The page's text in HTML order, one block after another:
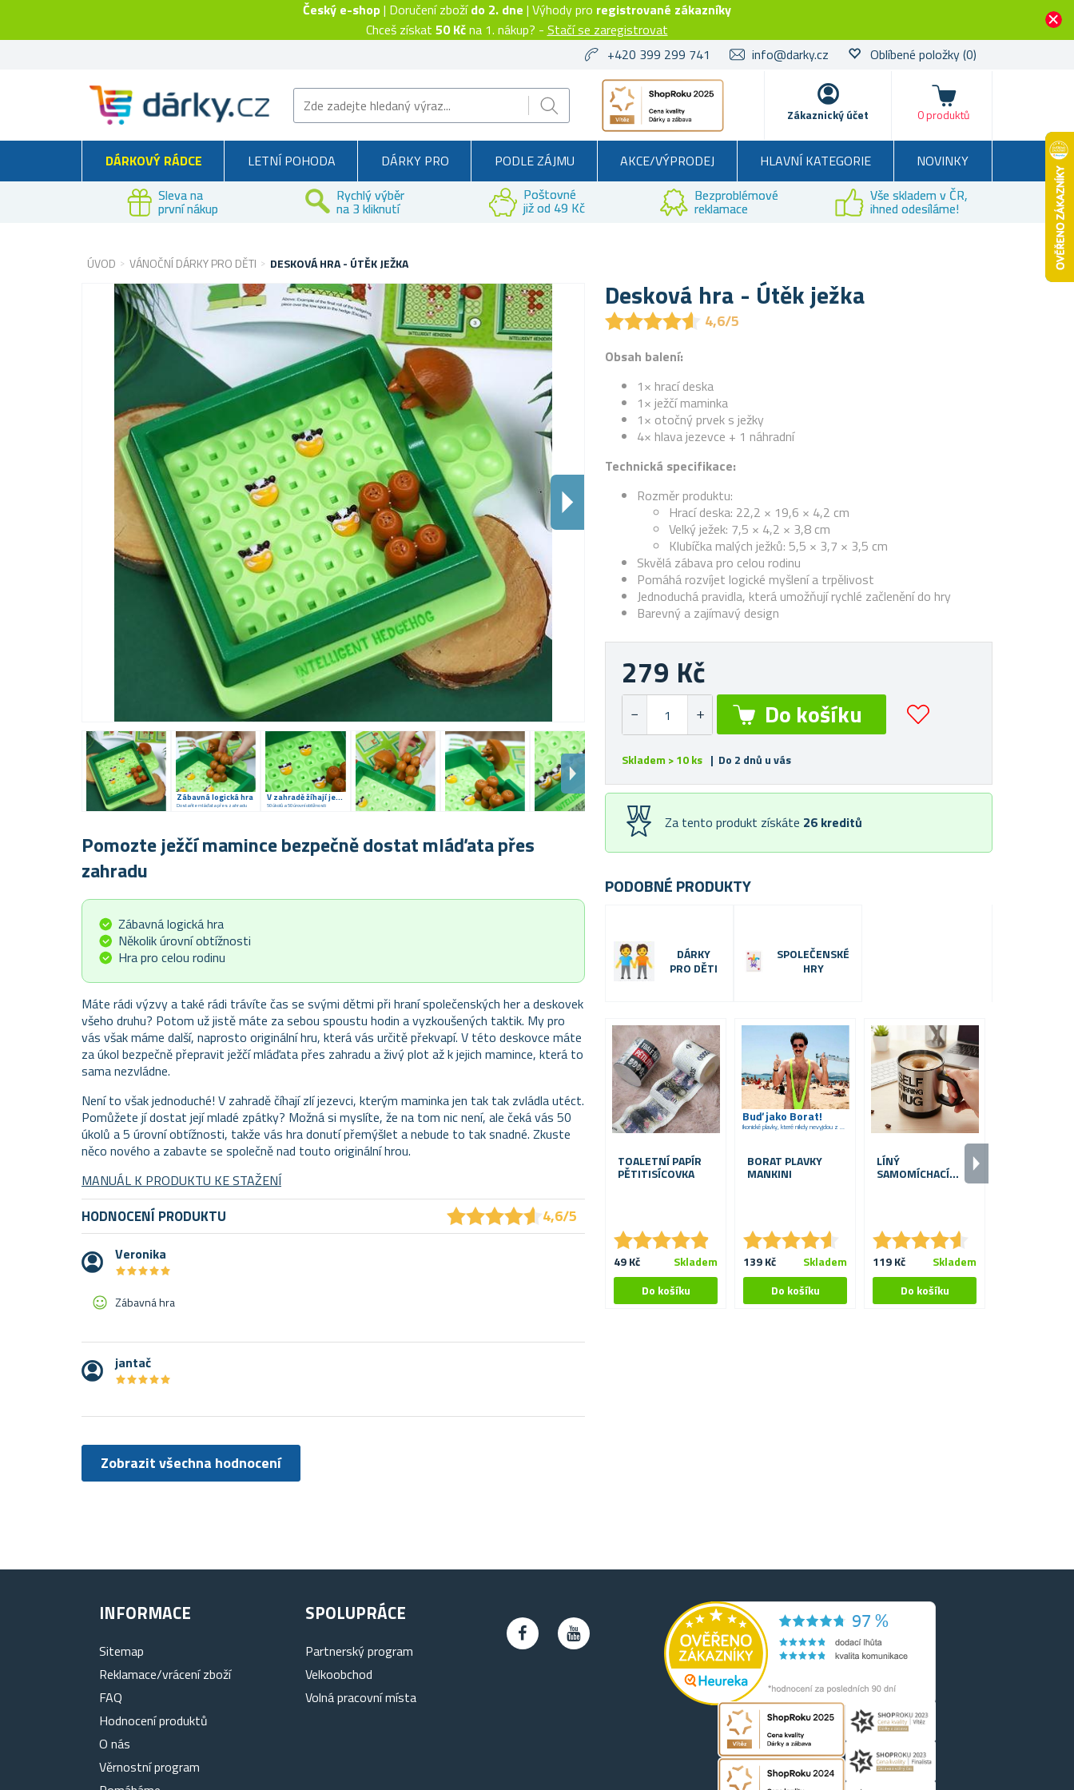
Český e-shop| Doručení zbožído 2. dne | Výhody pro registrované zákazníky
Chceš získat 50 Kčna 1. nákup? - Stačí se zaregistrovat
+420 399 299 741
info@darky.cz Oblíbené položky(0)
Zákaznický účet
Košík
0 produktů
DÁRKOVÝ RÁDCE LETNÍ POHODA DÁRKY PRO PODLE ZÁJMU AKCE/VÝPRODEJ HLAVNÍ KATEGORIE
NOVINKY
Sleva na
první nákup
Rychlý výběr
na 3 kliknutí
Poštovné
již od 49 Kč
Bezproblémové
reklamace
Vše skladem v ČR,
ihned odesíláme!
ÚVOD VÁNOČNÍ DÁRKY PRO DĚTI DESKOVÁ HRA - ÚTĚK JEŽKA
Desková hra - Útěk ježka
★★★★★
★★★★★ 4,6/5
Zábavná logická hra
Dostaňte mláďata přes zahradu
V zahradě žíhají jezevci
50 úkolů a 50 úrovní obtížnosti
Obsah balení:
1× hrací deska
1× ježčí maminka
1× otočný prvek s ježky
4× hlava jezevce + 1 náhradní
Technická specifikace:
Rozměr produktu:
Hrací deska: 22,2 × 19,6 × 4,2 cm
Velký ježek: 7,5 × 4,2 × 3,8 cm
Klubíčka malých ježků: 5,5 × 3,7 × 3,5 cm
Skvělá zábava pro celou rodinu
Pomáhá rozvíjet logické myšlení a trpělivost
Jednoduchá pravidla, která umožňují rychlé začlenění do hry
Barevný a zajímavý design
279 Kč
Skladem > 10 ks | Do 2 dnů u vás
Za tento produkt získáte 26 kreditů
Pomozte ježčí mamince bezpečně dostat mláďata přes
zahradu
Zábavná logická hra
Několik úrovní obtížnosti
Hra pro celou rodinu
Máte rádi výzvy a také rádi trávíte čas se svými dětmi při hraní společenských her a deskovek
všeho druhu? Potom už jistě máte za sebou spoustu hodin a vyzkoušených taktik. My pro
vás však máme další, naprosto originální hru, která vás určitě překvapí. V této deskovce máte
za úkol bezpečně přepravit ježčí mláďata přes zahradu a živý plot až k jejich mamince, která to
sama nezvládne.
Není to však jednoduché! V zahradě číhají zlí jezevci, kterým maminka jen tak tak zvládla utéct.
Pomůžete jí dostat její mladé zpátky? Možná si myslíte, že na tom nic není, ale čeká vás 50
úkolů a 5 úrovní obtížnosti, takže vás hra donutí přemýšlet a nebude to tak snadné. Zkuste
něco nového a zabavte se společně nad touto originální hrou.
MANUÁL K PRODUKTU KE STAŽENÍ
PODOBNÉ PRODUKTY
DÁRKY
PRO DĚTI
SPOLEČENSKÉ
HRY
TOALETNÍ PAPÍR
PĚTITISÍCOVKA
★★★★★
★★★★★
49 Kč Skladem
Buď jako Borat!
Ikonické plavky, které nikdy nevyjdou z módy
BORAT PLAVKY
MANKINI
★★★★★
★★★★★
139 Kč Skladem
LÍNÝ
SAMOMÍCHACÍ
★★★★★
★★★★★
119 Kč Skladem
HODNOCENÍ PRODUKTU ★★★★★
★★★★★ 4,6/5
Veronika
★★★★★
★★★★★
Zábavná hra
jantač
★★★★★
★★★★★
Zobrazit všechna hodnocení
INFORMACE
Sitemap
Reklamace/vrácení zboží
FAQ
Hodnocení produktů
O nás
Věrnostní program
SPOLUPRÁCE
Partnerský program
Velkoobchod
Volná pracovní místa